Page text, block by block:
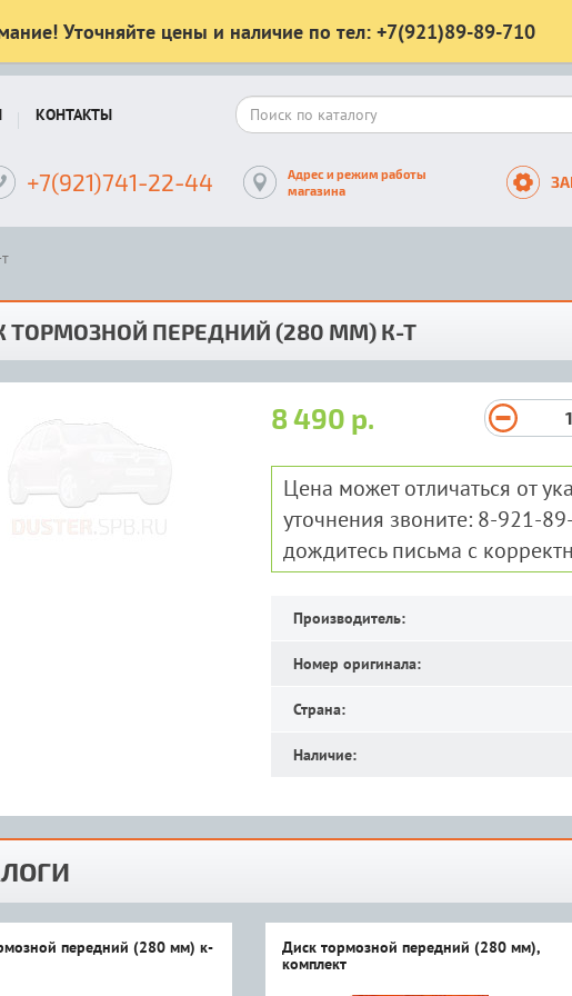
Уточняйте цены и наличие по тел: +7(921)89-89-710
КОНТАКТЫ
+7(921)741-22-44
Адрес и режим работы
магазина
ТОРМОЗНОЙ ПЕРЕДНИЙ (280 ММ) К-Т
8 490 р. 1
Цена может отличаться от
уточнения звоните: 8-921-
дождитесь письма с
Производитель:
Номер оригинала:
Страна:
Наличие:
передний (280 мм) к-
Диск тормозной передний (280 мм),
комплект